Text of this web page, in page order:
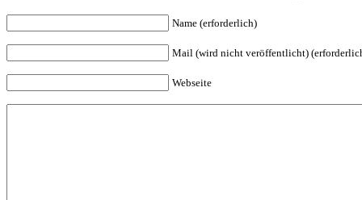
Name (erforderlich)
Mail (wird nicht veröffentlicht)
Webseite